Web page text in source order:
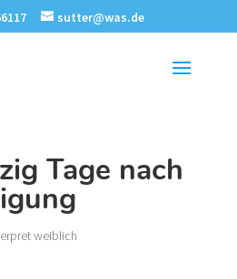
sutter@was.de
Tage nach
weiblich